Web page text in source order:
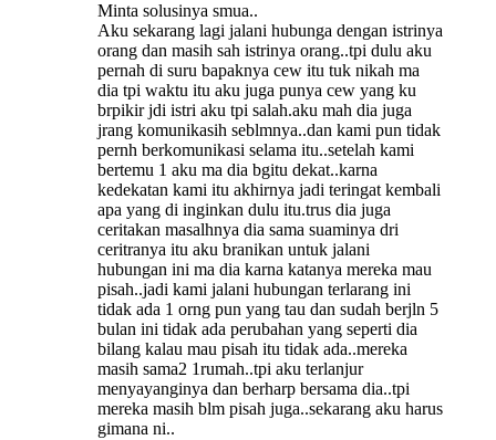
Minta solusinya smua..
Aku sekarang lagi jalani hubunga dengan istrinya
orang dan masih sah istrinya orang..tpi dulu aku
pernah di suru bapaknya cew itu tuk nikah ma
dia tpi waktu itu aku juga punya cew yang ku
brpikir jdi istri aku tpi salah.aku mah dia juga
jrang komunikasih seblmnya..dan kami pun tidak
pernh berkomunikasi selama itu..setelah kami
bertemu 1 aku ma dia bgitu dekat..karna
kedekatan kami itu akhirnya jadi teringat kembali
apa yang di inginkan dulu itu.trus dia juga
ceritakan masalhnya dia sama suaminya dri
ceritranya itu aku branikan untuk jalani
hubungan ini ma dia karna katanya mereka mau
pisah..jadi kami jalani hubungan terlarang ini
tidak ada 1 orng pun yang tau dan sudah berjln 5
bulan ini tidak ada perubahan yang seperti dia
bilang kalau mau pisah itu tidak ada..mereka
masih sama2 1rumah..tpi aku terlanjur
menyayanginya dan berharp bersama dia..tpi
mereka masih blm pisah juga..sekarang aku harus
gimana ni..